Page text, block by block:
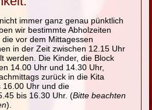
immer ganz genau pünktlich
wir bestimmte Abholzeiten
vor dem Mittagessen
in der Zeit zwischen 12.15 Uhr
werden. Die Kinder, die Block
14.00 Uhr und 14.30 Uhr,
zurück in die Kita
16.00 Uhr und die
bis 16.30 Uhr. (Bitte beachten
).